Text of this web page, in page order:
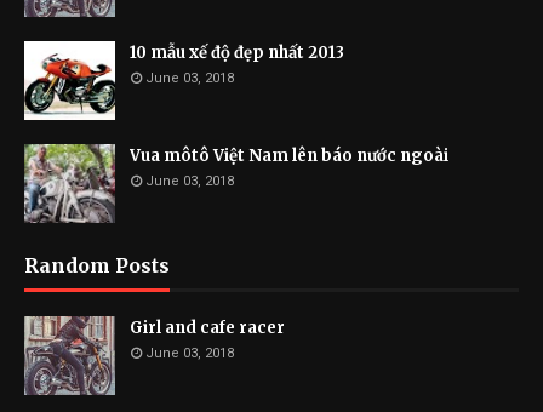
10 mẫu xế độ đẹp nhất 2013
June 03, 2018
Vua môtô Việt Nam lên báo nước ngoài
June 03, 2018
Random Posts
Girl and cafe racer
June 03, 2018